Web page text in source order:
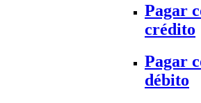
Pagar
crédito
Pagar
débito